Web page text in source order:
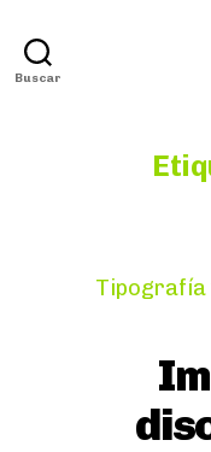
Buscar
Tipografía